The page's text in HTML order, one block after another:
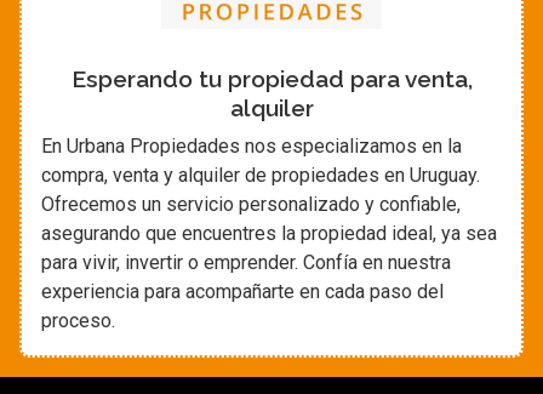
Esperando tu propiedad para venta,
alquiler
En Urbana Propiedades nos especializamos en la
compra, venta y alquiler de propiedades en Uruguay.
Ofrecemos un servicio personalizado y confiable,
asegurando que encuentres la propiedad ideal, ya sea
para vivir, invertir o emprender. Confía en nuestra
experiencia para acompañarte en cada paso del
proceso.